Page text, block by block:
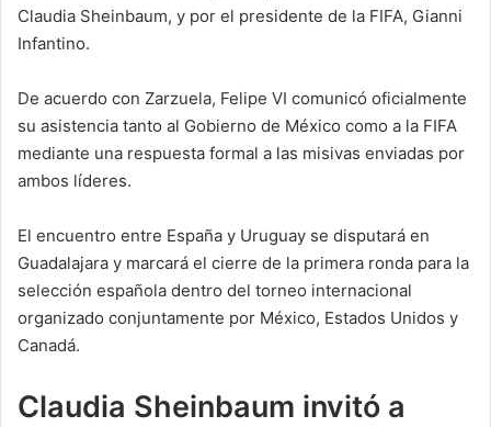
Claudia Sheinbaum, y por el presidente de la FIFA, Gianni
Infantino.
De acuerdo con Zarzuela, Felipe VI comunicó oficialmente
su asistencia tanto al Gobierno de México como a la FIFA
mediante una respuesta formal a las misivas enviadas por
ambos líderes.
El encuentro entre España y Uruguay se disputará en
Guadalajara y marcará el cierre de la primera ronda para la
selección española dentro del torneo internacional
organizado conjuntamente por México, Estados Unidos y
Canadá.
Claudia Sheinbaum invitó a